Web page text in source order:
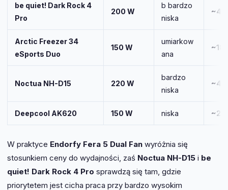
be quiet! Dark Rock 4
Pro
200 W
b bardzo
niska
Arctic Freezer 34
eSports Duo
150 W
umiarkow
ana
Noctua NH-D15 220 W
bardzo
niska
Deepcool AK620 150 W niska
W praktyce Endorfy Fera 5 Dual Fan wyróżnia się
stosunkiem ceny do wydajności, zaś Noctua NH-D15 i be
quiet! Dark Rock 4 Pro sprawdzą się tam, gdzie
priorytetem jest cicha praca przy bardzo wysokim